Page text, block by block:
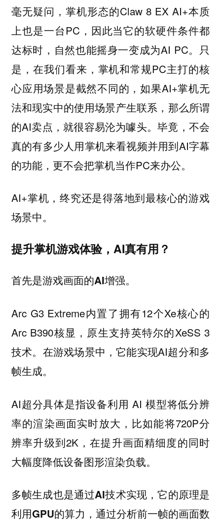
毫无疑问，掌机形态的Claw 8 EX AI+本质
上也是一台PC，因此当它的软硬件条件都
达标时，自然也能摇身一变成为AI PC。只
是，在我们看来，掌机和常规PC主打的核
心应用场景是截然不同的，如果AI+掌机无
法和现实中的使用场景产生联系，那么所谓
的AI卖点，就很容易沦为噱头。毕竟，不会
真的有多少人用掌机来看视频并用到AI字幕
的功能，更不会把掌机当作PC来办公。
AI+掌机，终究还是得落地到最核心的游戏
场景中。
提升掌机游戏体验，AI真有用？
首先是游戏画面的AI增强。
Arc G3 Extreme内置了拥有12个Xe核心的
Arc B390核显，原生支持英特尔的XeSS 3
技术。在游戏场景中，它能实现AI超分和多
帧生成。
AI超分具体是指设备利用 AI 模型将低分辨
率的渲染画面实时放大，比如能将720P分
辨率升级到2K，在提升画面精细度的同时
大幅度降低设备图形渲染负载。
多帧生成也是通过AI技术实现，它的原理是
利用GPU的算力，通过分析前一帧的画面数